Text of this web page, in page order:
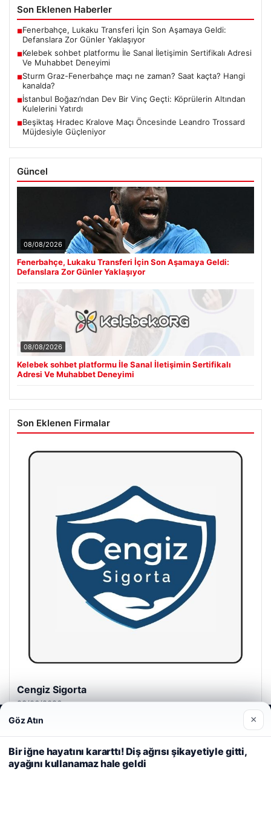
Son Eklenen Haberler
■Fenerbahçe, Lukaku Transferi İçin Son Aşamaya Geldi:
Defanslara Zor Günler Yaklaşıyor
■Kelebek sohbet platformu İle Sanal İletişimin Sertifikalı Adresi
Ve Muhabbet Deneyimi
■Sturm Graz-Fenerbahçe maçı ne zaman? Saat kaçta? Hangi
kanalda?
■İstanbul Boğazı’ndan Dev Bir Vinç Geçti: Köprülerin Altından
Kulelerini Yatırdı
■Beşiktaş Hradec Kralove Maçı Öncesinde Leandro Trossard
Müjdesiyle Güçleniyor
Güncel
08/08/2026
Fenerbahçe, Lukaku Transferi İçin Son Aşamaya Geldi:
Defanslara Zor Günler Yaklaşıyor
08/08/2026
Kelebek sohbet platformu İle Sanal İletişimin Sertifikalı
Adresi Ve Muhabbet Deneyimi
Son Eklenen Firmalar
Cengiz Sigorta
23/06/2026
Web sitemizi nasıl kullandığınızı daha iyi anlayabilmek,
deneyiminizi kişiselleştirmek ve geliştirmek amacıyla çerezler
kullanıyoruz.
Çerez Politikamız
Reddet Kabul Et
Göz Atın ×
Bir iğne hayatını kararttı! Diş ağrısı şikayetiyle gitti,
ayağını kullanamaz hale geldi